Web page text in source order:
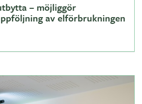
– möjliggör
av elförbrukningen